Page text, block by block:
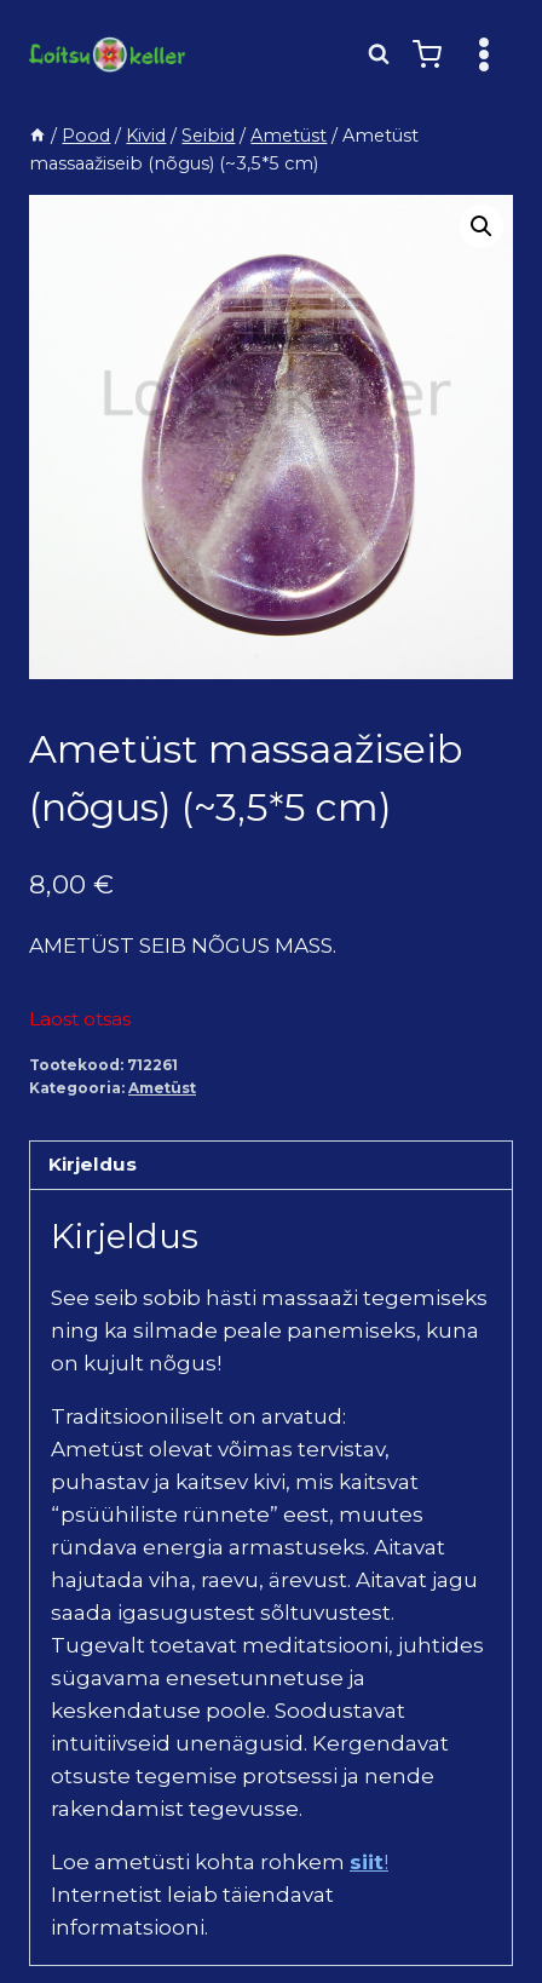
/ Pood / Kivid / Seibid / Ametüst / Ametüst
massaažiseib (nõgus) (~3,5*5 cm)
Ametüst massaažiseib
(nõgus) (~3,5*5 cm)
8,00 €
AMETÜST SEIB NÕGUS MASS.
Laost otsas
Tootekood: 712261
Kategooria: Ametüst
Kirjeldus
Kirjeldus
See seib sobib hästi massaaži tegemiseks
ning ka silmade peale panemiseks, kuna
on kujult nõgus!
Traditsiooniliselt on arvatud:
Ametüst olevat võimas tervistav,
puhastav ja kaitsev kivi, mis kaitsvat
“psüühiliste rünnete” eest, muutes
ründava energia armastuseks. Aitavat
hajutada viha, raevu, ärevust. Aitavat jagu
saada igasugustest sõltuvustest.
Tugevalt toetavat meditatsiooni, juhtides
sügavama enesetunnetuse ja
keskendatuse poole. Soodustavat
intuitiivseid unenägusid. Kergendavat
otsuste tegemise protsessi ja nende
rakendamist tegevusse.
Loe ametüsti kohta rohkem siit!
Internetist leiab täiendavat
informatsiooni.